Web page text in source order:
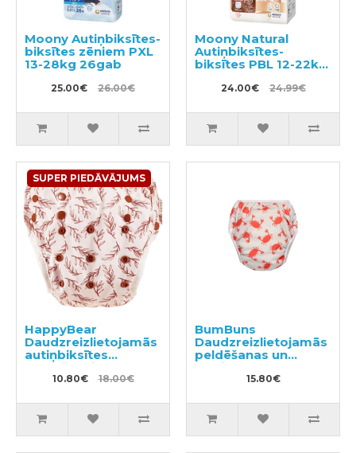
Moony Autiņbiksītes-
biksītes zēniem PXL
13-28kg 26gab
25.00€ 26.00€
Moony Natural
Autiņbiksītes-
biksītes PBL 12-22kg
24.00€ 24.99€
SUPER PIEDĀVĀJUMS
HappyBear
Daudzreizlietojamās
autiņbiksītes
peldēšanai
10.80€ 18.00€
BumBuns
Daudzreizlietojamās
peldēšanas un
podiņmācību
autiņbiksīte M 11–15
15.80€